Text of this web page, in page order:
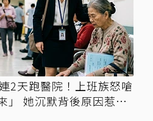
2天跑醫院！上班族怒嗆
」 她沉默背後原因惹鼻